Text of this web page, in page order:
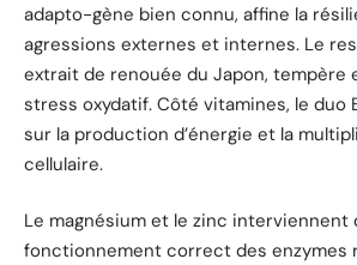
adapto-gène bien connu, affine la
agressions externes et internes. Le
extrait de renouée du Japon, tempère
stress oxydatif. Côté vitamines, le duo
sur la production d’énergie et la
cellulaire.
Le magnésium et le zinc interviennent
fonctionnement correct des enzymes